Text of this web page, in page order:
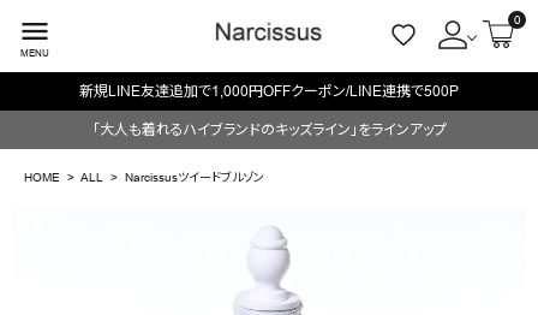
menu
MENU
0
ようこそ ゲスト 様
新規LINE友達追加で1,000円OFFクーポン/LINE連携で500P
「大人も着れるハイブランドのキッズライン」をラインアップ
HOME ALL Narcissusツイードブルゾン